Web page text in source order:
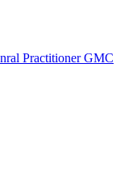
Practitioner GMC